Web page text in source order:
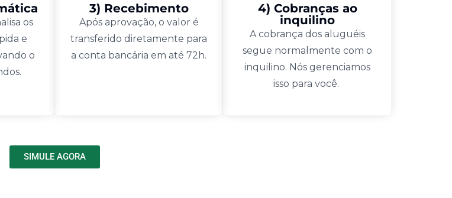
os
e
o
3) Recebimento
Após aprovação, o valor é
transferido diretamente para
a conta bancária em até 72h.
4) Cobranças ao
inquilino
A cobrança dos aluguéis
segue normalmente com o
inquilino. Nós gerenciamos
isso para você.
SIMULE AGORA